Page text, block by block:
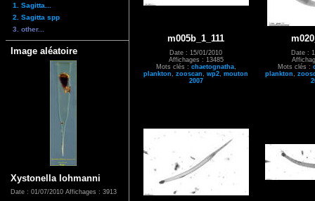
1. Sagitta...
2. Sagitta spp
3. other...
Image aléatoire
Xystonella lohmanni
Date : 01/07/2010 Affichages : 3913
m005b_1_111
Date : 15/01/2010
Affichages : 13485
Mots clés : chaetognatha,
plankton
zooscan wp2 mouton
2007
Date :
Mots clés :
plankton